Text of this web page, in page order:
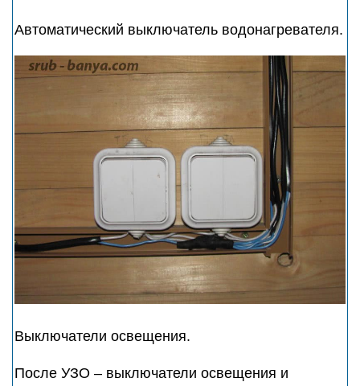
Автоматический выключатель водонагревателя.
Выключатели освещения.
После УЗО – выключатели освещения и